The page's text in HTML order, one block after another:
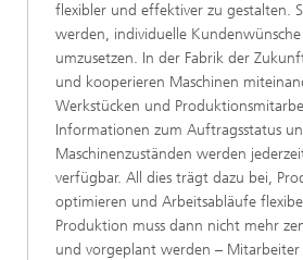
flexibler und effektiver zu gestalten.
werden, individuelle
umzusetzen. In der Fabrik der
und kooperieren Maschinen
Werkstücken und
Informationen zum Auftragsstatus
Maschinenzuständen werden
verfügbar. All dies trägt dazu bei,
optimieren und Arbeitsabläufe
Produktion muss dann nicht mehr
und vorgeplant werden – Mitarbeiter